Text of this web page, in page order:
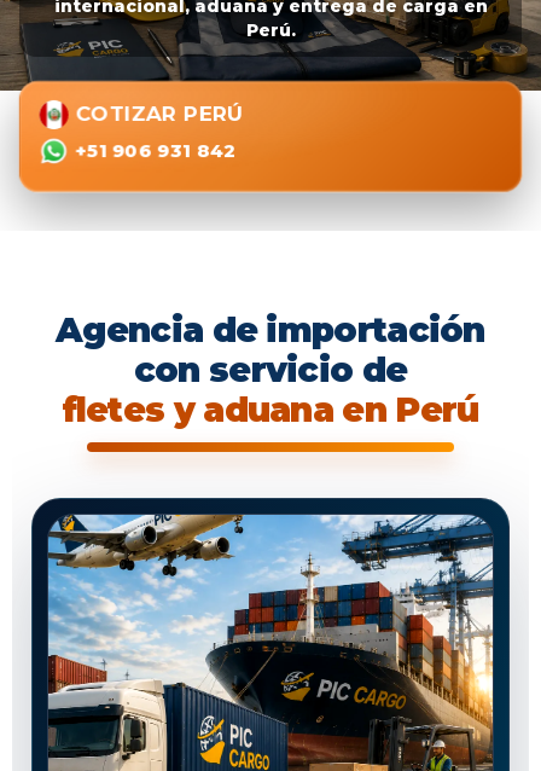
internacional, aduana y entrega de carga en
Perú.
COTIZAR PERÚ
+51 906 931 842
Agencia de importación
con servicio de
fletes y aduana en Perú